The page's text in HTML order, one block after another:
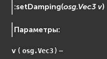
bullet
fs
:setDamping(osg.Vec3 v)
Параметры:
v ( osg.Vec3 ) –